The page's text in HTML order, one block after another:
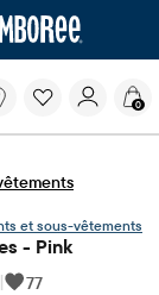
filtre les
0
et sous-vêtements
- Pink
| 77